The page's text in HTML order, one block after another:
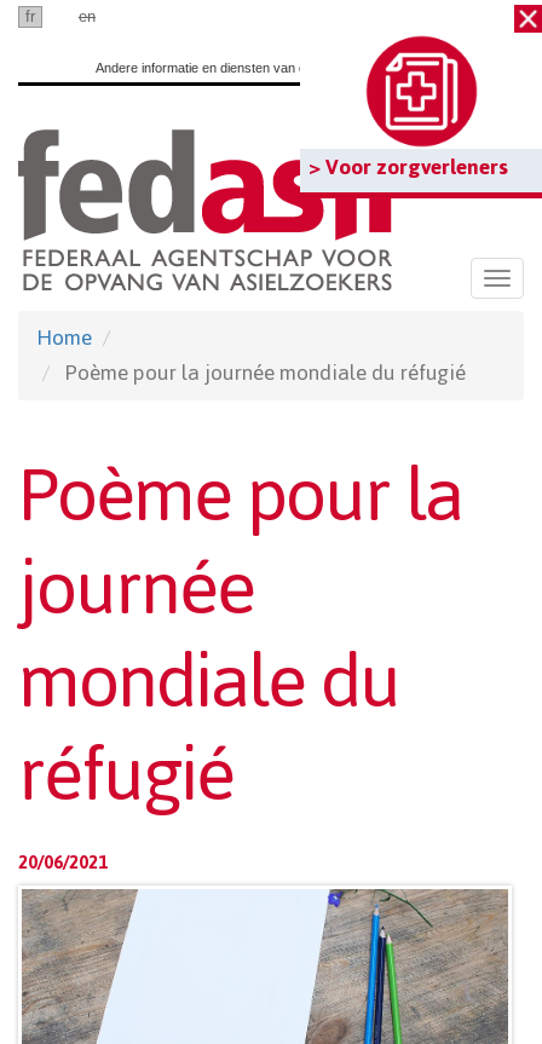
Ga
hoofdinhoud
> Voor zorgverleners
fr en
Andere informatie en diensten van de overheid:www.belgium.be
Home
Poème pour la journée mondiale du réfugié
Poème pour la
journée
mondiale du
réfugié
20/06/2021